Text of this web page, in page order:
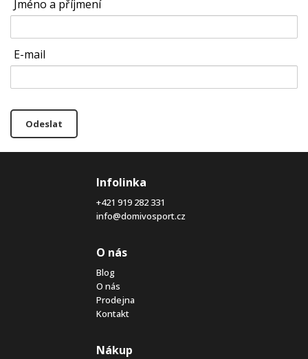
Jméno a příjmení
E-mail
Odeslat
Infolinka
+421 919 282 331
info@domivosport.cz
O nás
Blog
O nás
Prodejna
Kontakt
Nákup